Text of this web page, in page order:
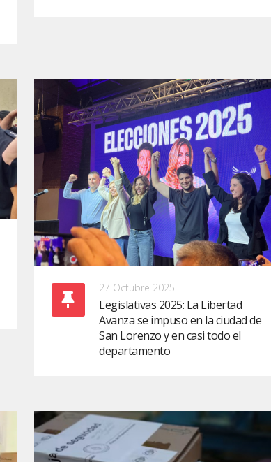
27 Octubre 2025
Legislativas 2025: La Libertad
Avanza se impuso en la ciudad de
San Lorenzo y en casi todo el
departamento